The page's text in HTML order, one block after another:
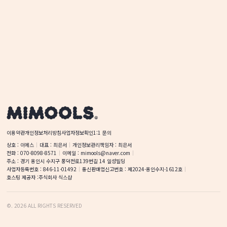
이용약관개인정보처리방침사업자정보확인1:1 문의
상호 : 이에스 대표 : 최은서 개인정보관리책임자 : 최은서
전화 : 070-8098-8571 이메일 : mimools@naver.com
주소 : 경기 용인시 수지구 풍덕천로139번길 14 일성빌딩
사업자등록번호 : 846-11-01492 통신판매업신고번호 : 제2024-용인수지-1612호
호스팅 제공자 :주식회사 식스샵
©. 2026 ALL RIGHTS RESERVED